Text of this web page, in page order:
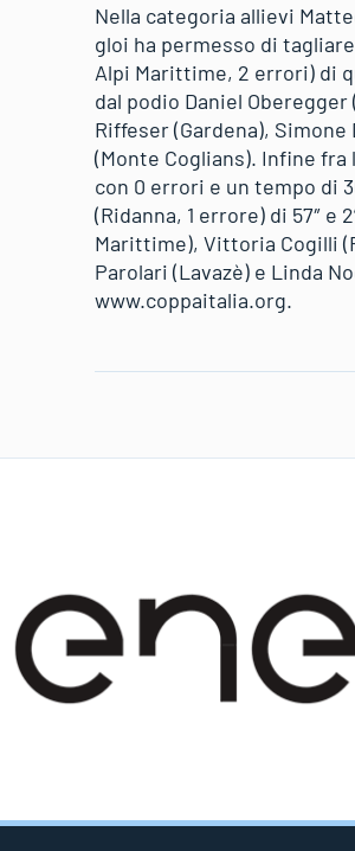
Nella categoria allievi
gloi ha permesso di
Alpi Marittime, 2 errori) di
dal podio Daniel
Riffeser (Gardena), Simone
(Monte Coglians). Infine fra
con 0 errori e un tempo di
(Ridanna, 1 errore) di 57″ e
Marittime), Vittoria Cogilli
Parolari (Lavazè) e Linda
www.coppaitalia.org.